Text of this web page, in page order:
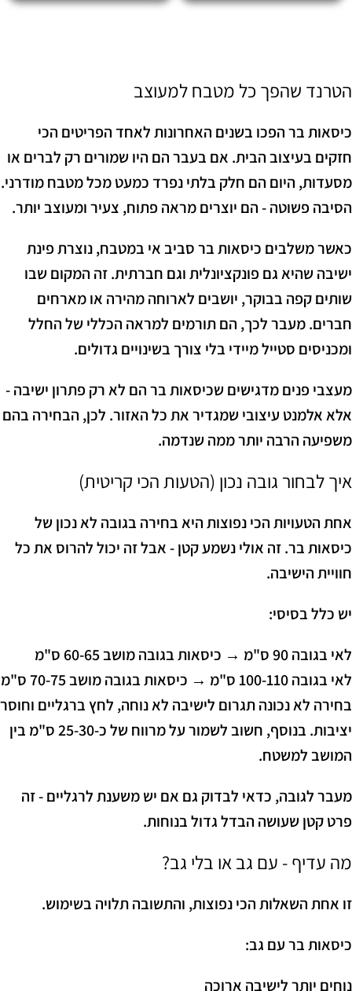
הטרנד שהפך כל מטבח למעוצב
כיסאות בר הפכו בשנים האחרונות לאחד הפריטים הכי
חזקים בעיצוב הבית. אם בעבר הם היו שמורים רק לברים או
מסעדות, היום הם חלק בלתי נפרד כמעט מכל מטבח מודרני.
הסיבה פשוטה - הם יוצרים מראה פתוח, צעיר ומעוצב יותר.
כאשר משלבים כיסאות בר סביב אי במטבח, נוצרת פינת
ישיבה שהיא גם פונקציונלית וגם חברתית. זה המקום שבו
שותים קפה בבוקר, יושבים לארוחה מהירה או מארחים
חברים. מעבר לכך, הם תורמים למראה הכללי של החלל
ומכניסים סטייל מיידי בלי צורך בשינויים גדולים.
מעצבי פנים מדגישים שכיסאות בר הם לא רק פתרון ישיבה -
אלא אלמנט עיצובי שמגדיר את כל האזור. לכן, הבחירה בהם
משפיעה הרבה יותר ממה שנדמה.
איך לבחור גובה נכון (הטעות הכי קריטית)
אחת הטעויות הכי נפוצות היא בחירה בגובה לא נכון של
כיסאות בר. זה אולי נשמע קטן - אבל זה יכול להרוס את כל
חוויית הישיבה.
יש כלל בסיסי:
לאי בגובה 90 ס"מ → כיסאות בגובה מושב 60-65 ס"מ
לאי בגובה 100-110 ס"מ → כיסאות בגובה מושב 70-75 ס"מ
בחירה לא נכונה תגרום לישיבה לא נוחה, לחץ ברגליים וחוסר
יציבות. בנוסף, חשוב לשמור על מרווח של כ-25-30 ס"מ בין
המושב למשטח.
מעבר לגובה, כדאי לבדוק גם אם יש משענת לרגליים - זה
פרט קטן שעושה הבדל גדול בנוחות.
מה עדיף - עם גב או בלי גב?
זו אחת השאלות הכי נפוצות, והתשובה תלויה בשימוש.
כיסאות בר עם גב:
נוחים יותר לישיבה ארוכה